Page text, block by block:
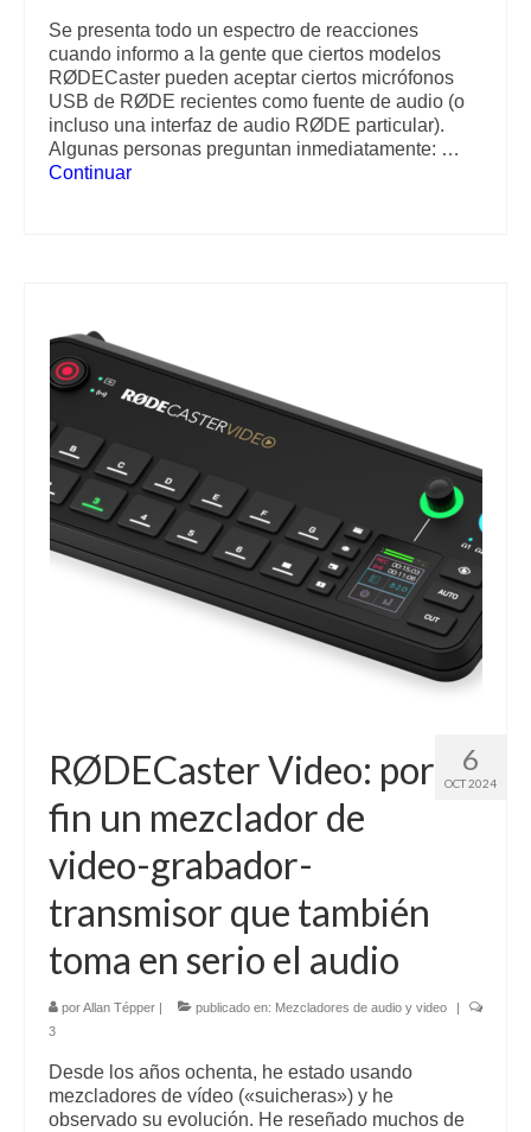
Se presenta todo un espectro de reacciones
cuando informo a la gente que ciertos modelos
RØDECaster pueden aceptar ciertos micrófonos
USB de RØDE recientes como fuente de audio (o
incluso una interfaz de audio RØDE particular).
Algunas personas preguntan inmediatamente: …
Continuar
6
OCT 2024
RØDECaster Video: por
fin un mezclador de
video-grabador-
transmisor que también
toma en serio el audio
porAllan Tépper publicado en: Mezcladores de audio y video
3
Desde los años ochenta, he estado usando
mezcladores de vídeo («suicheras») y he
observado su evolución. He reseñado muchos de